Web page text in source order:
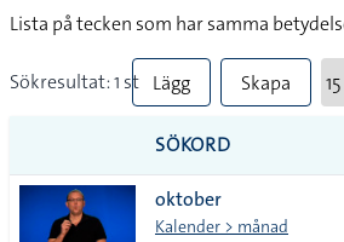
Lista på tecken som har samma
Sökresultat: 1 st Lägg
till
alla i
lista
Skapa
SÖKORD
oktober
Kalender > månad